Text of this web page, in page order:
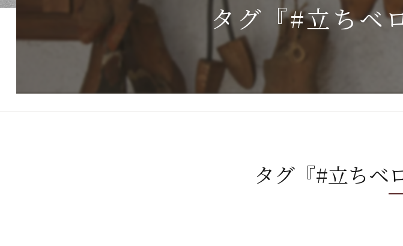
タグ『#立ちベ
タグ『#立ちベ